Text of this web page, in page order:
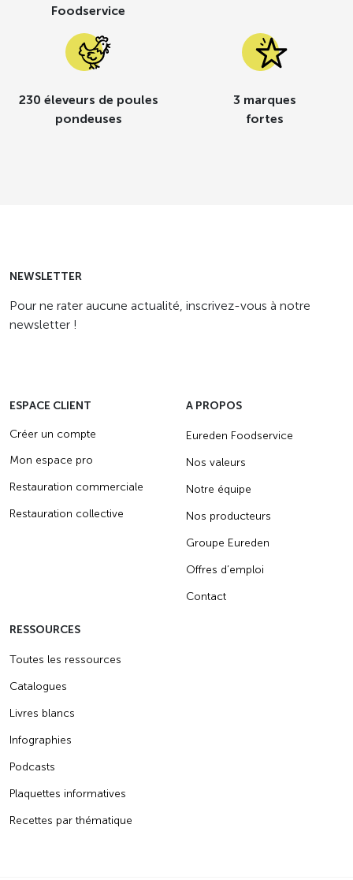
Foodservice
230 éleveurs de poules
pondeuses
3 marques
fortes
NEWSLETTER
Pour ne rater aucune actualité, inscrivez-vous à notre
newsletter !
ESPACE CLIENT
Créer un compte
Mon espace pro
Restauration commerciale
Restauration collective
A PROPOS
Eureden Foodservice
Nos valeurs
Notre équipe
Nos producteurs
Groupe Eureden
Offres d’emploi
Contact
RESSOURCES
Toutes les ressources
Catalogues
Livres blancs
Infographies
Podcasts
Plaquettes informatives
Recettes par thématique